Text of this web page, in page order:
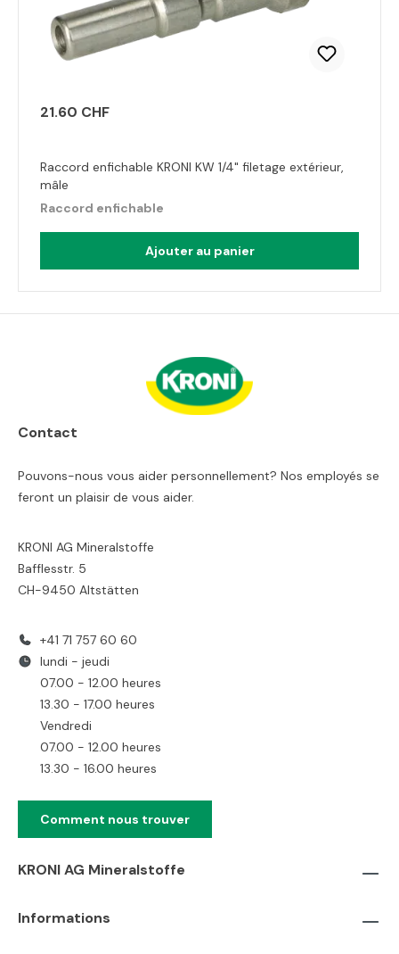
21.60 CHF
Raccord enfichable KRONI KW 1/4" filetage extérieur,
mâle
Raccord enfichable
Ajouter au panier
Contact
Pouvons-nous vous aider personnellement? Nos employés se
feront un plaisir de vous aider.
KRONI AG Mineralstoffe
Bafflesstr. 5
CH-9450 Altstätten
+41 71 757 60 60
lundi - jeudi
07.00 - 12.00 heures
13.30 - 17.00 heures
Vendredi
07.00 - 12.00 heures
13.30 - 16.00 heures
Comment nous trouver
KRONI AG Mineralstoffe
Informations